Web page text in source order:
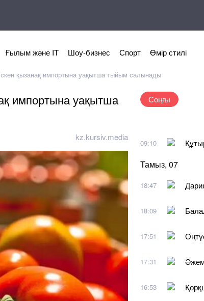
Ғылым және IT Шоу-бизнес Спорт Өмір стилі
қызанақ импортына уақытша тыйым салынады
импортына уақытша
kz.kursiv.media
Соңғы
09:10
Тамыз, 07
18:47
18:09
17:51
17:31
16:53